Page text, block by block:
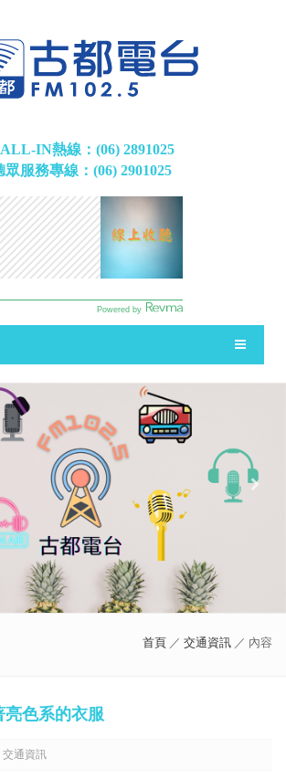
IN熱線：(06) 2891025
眾服務專線：(06) 2901025
首頁 ／ 交通資訊 ／ 內容
亮色系的衣服
交通資訊